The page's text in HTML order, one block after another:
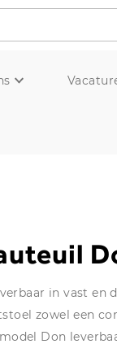
in vast en
zowel een
Don